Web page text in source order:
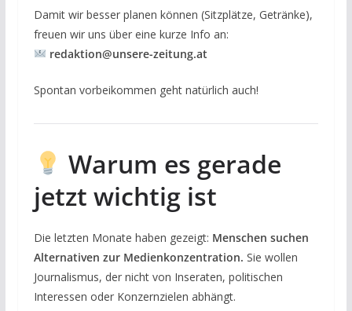
Damit wir besser planen können (Sitzplätze, Getränke),
freuen wir uns über eine kurze Info an:
redaktion@unsere-zeitung.at
Spontan vorbeikommen geht natürlich auch!
Warum es gerade
jetzt wichtig ist
Die letzten Monate haben gezeigt: Menschen suchen
Alternativen zur Medienkonzentration. Sie wollen
Journalismus, der nicht von Inseraten, politischen
Interessen oder Konzernzielen abhängt.